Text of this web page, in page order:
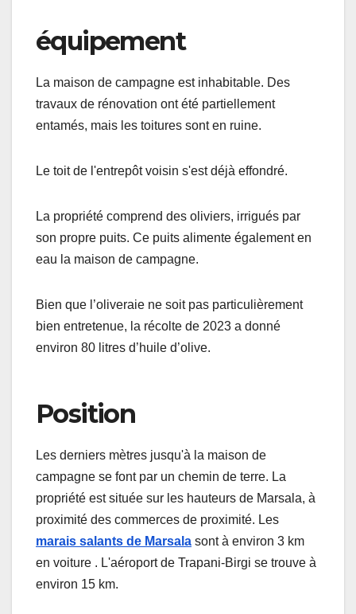
équipement
La maison de campagne est inhabitable. Des
travaux de rénovation ont été partiellement
entamés, mais les toitures sont en ruine.
Le toit de l'entrepôt voisin s'est déjà effondré.
La propriété comprend des oliviers, irrigués par
son propre puits. Ce puits alimente également en
eau la maison de campagne.
Bien que l’oliveraie ne soit pas particulièrement
bien entretenue, la récolte de 2023 a donné
environ 80 litres d’huile d’olive.
Position
Les derniers mètres jusqu'à la maison de
campagne se font par un chemin de terre. La
propriété est située sur les hauteurs de Marsala, à
proximité des commerces de proximité. Les
marais salants de Marsala sont à environ 3 km
en voiture . L'aéroport de Trapani-Birgi se trouve à
environ 15 km.